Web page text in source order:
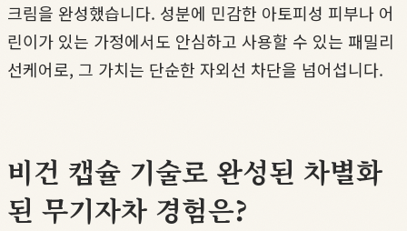
크림을 완성했습니다. 성분에 민감한 아토피성 피부나 어
린이가 있는 가정에서도 안심하고 사용할 수 있는 패밀리
선케어로, 그 가치는 단순한 자외선 차단을 넘어섭니다.
비건 캡슐 기술로 완성된 차별화
된 무기자차 경험은?